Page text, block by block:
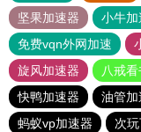
坚果加速器
小牛加
免费vqn外网加速
旋风加速器
八戒看
快鸭加速器
油管加
蚂蚁vp加速器
次